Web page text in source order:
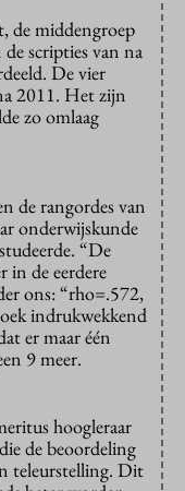
de middengroep
scripties van na
De vier
2011. Het zijn
zo omlaag
de rangordes van
onderwijskunde
“De
in de eerdere
ons: “rho=.572,
indrukwekkend
er maar één
9 meer.
hoogleraar
de beoordeling
teleurstelling. Dit